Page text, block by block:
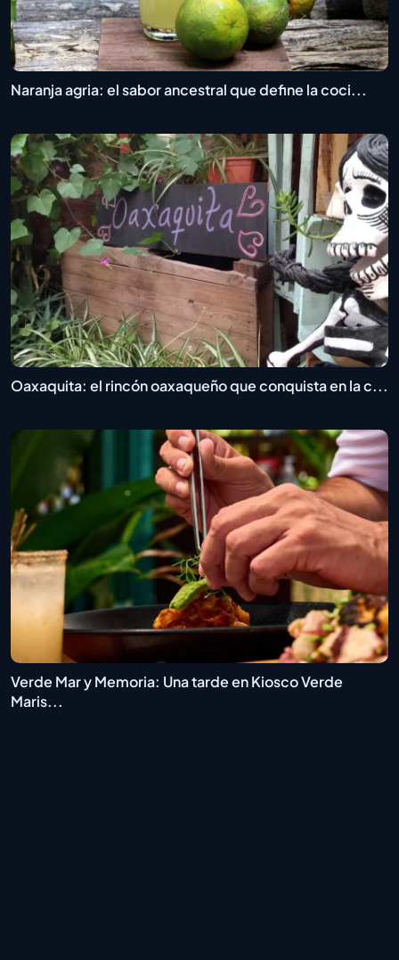
Naranja agria: el sabor ancestral que define la coci...
Oaxaquita: el rincón oaxaqueño que conquista en la c...
Verde Mar y Memoria: Una tarde en Kiosco Verde
Maris...